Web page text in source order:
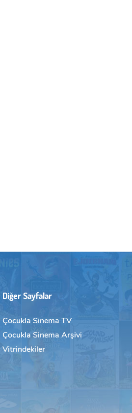
Diğer Sayfalar
Çocukla Sinema TV
Çocukla Sinema Arşivi
Vitrindekiler